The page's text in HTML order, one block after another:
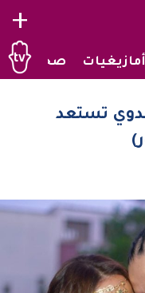
+
أمازيغيات صحراويات
تستعد